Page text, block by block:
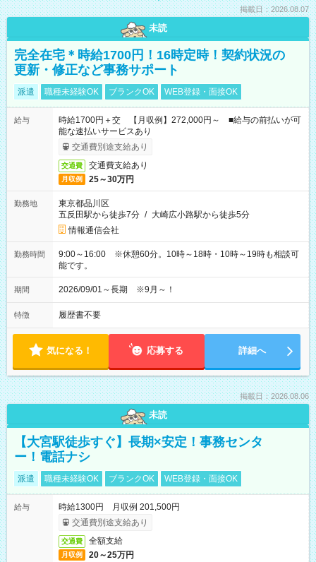
掲載日：2026.08.07
未読
完全在宅＊時給1700円！16時定時！契約状況の
更新・修正など事務サポート
派遣 職種未経験OK ブランクOK WEB登録・面接OK
給与
時給1700円＋交 【月収例】272,000円～ ■給与の前払いが可
能な速払いサービスあり
交通費別途支給あり
交通費 交通費支給あり
月収例 25～30万円
勤務地
東京都品川区
五反田駅から徒歩7分 / 大崎広小路駅から徒歩5分
情報通信会社
勤務時間
9:00～16:00 ※休憩60分。10時～18時・10時～19時も相談可
能です。
期間 2026/09/01～長期 ※9月～！
特徴 履歴書不要
気になる！ 応募する 詳細へ
掲載日：2026.08.06
未読
【大宮駅徒歩すぐ】長期×安定！事務センタ
ー！電話ナシ
派遣 職種未経験OK ブランクOK WEB登録・面接OK
給与
時給1300円 月収例 201,500円
交通費別途支給あり
交通費 全額支給
月収例 20～25万円